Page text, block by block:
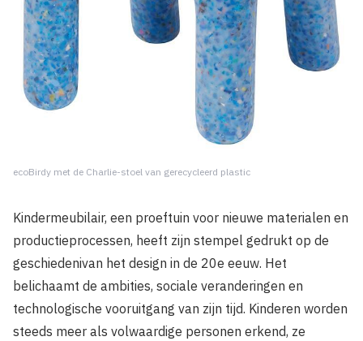
ecoBirdy met de Charlie-stoel van gerecycleerd plastic
Kindermeubilair, een proeftuin voor nieuwe materialen en
productieprocessen, heeft zijn stempel gedrukt op de
geschiedenivan het design in de 20e eeuw. Het
belichaamt de ambities, sociale veranderingen en
technologische vooruitgang van zijn tijd. Kinderen worden
steeds meer als volwaardige personen erkend, ze